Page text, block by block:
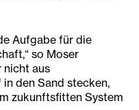
Aufgabe für die
so Moser
nicht aus
den Sand stecken,
zukunftsfitten System